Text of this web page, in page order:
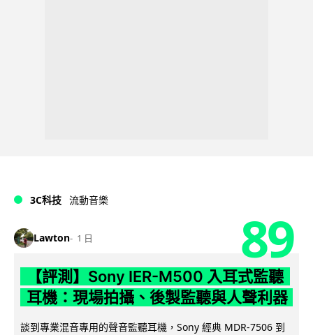
3C科技 流動音樂
Lawton 1 日 89
【評測】Sony IER-M500 入耳式監聽
耳機：現場拍攝、後製監聽與人聲利器
談到專業混音專用的聲音監聽耳機，Sony 經典 MDR-7506 到